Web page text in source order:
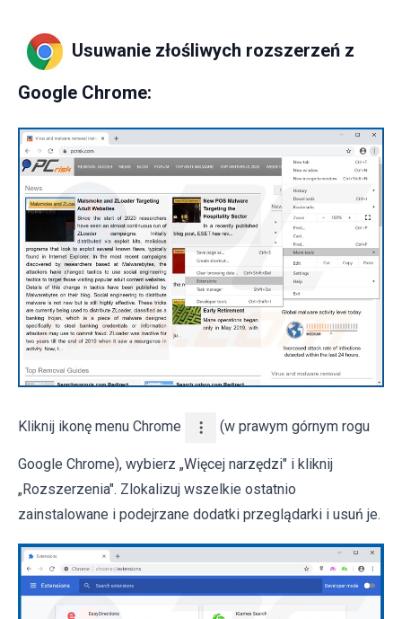
Usuwanie złośliwych rozszerzeń z
Google Chrome:
Kliknij ikonę menu Chrome (w prawym górnym rogu
Google Chrome), wybierz „Więcej narzędzi" i kliknij
„Rozszerzenia". Zlokalizuj wszelkie ostatnio
zainstalowane i podejrzane dodatki przeglądarki i usuń je.